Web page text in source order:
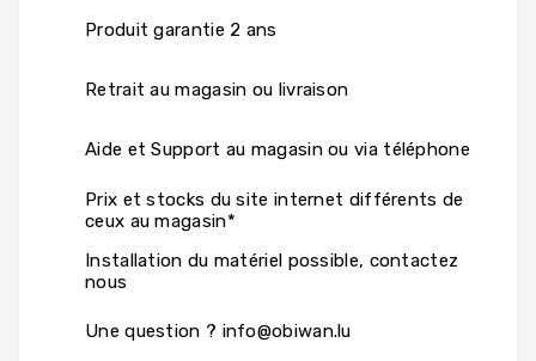
Produit garantie 2 ans
Retrait au magasin ou livraison
Aide et Support au magasin ou via téléphone
Prix et stocks du site internet différents de
ceux au magasin*
Installation du matériel possible, contactez
nous
Une question ? info@obiwan.lu